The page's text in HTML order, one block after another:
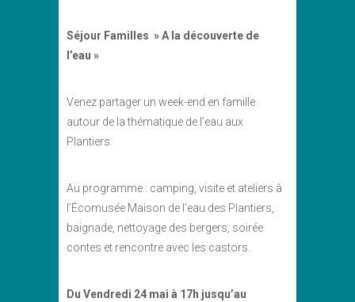
Séjour Familles » A la découverte de
l’eau »
Venez partager un week-end en famille
autour de la thématique de l’eau aux
Plantiers.
Au programme : camping, visite et ateliers à
l’Écomusée Maison de l’eau des Plantiers,
baignade, nettoyage des bergers, soirée
contes et rencontre avec les castors.
Du Vendredi 24 mai à 17h jusqu’au